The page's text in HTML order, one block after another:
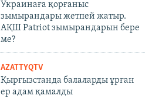
Украинаға қорғаныс
зымырандары жетпей жатыр.
АҚШ Patriot зымырандарын бере
ме?
AZATTYQTV
Қырғызстанда балаларды ұрған
ер адам қамалды